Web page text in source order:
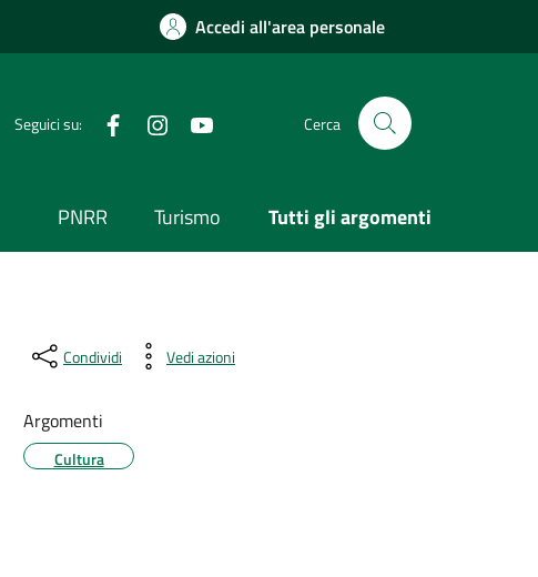
Accedi all'area personale
Seguici su: Visita la nostra pagina Facebook
Segui il nostro profilo su Instagram
Visita il nostro canale YouTube
Cerca
PNRR Turismo Tutti gli argomenti
Condividi Vedi azioni
Argomenti
Cultura